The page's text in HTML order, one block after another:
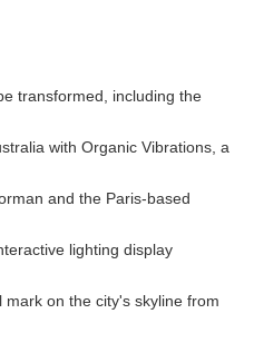
transformed, including the
with Organic Vibrations, a
and the Paris-based
lighting display
mark on the city's skyline from